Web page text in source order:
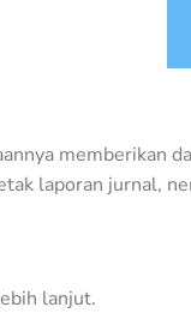
memberikan
laporan jurnal,
lanjut.